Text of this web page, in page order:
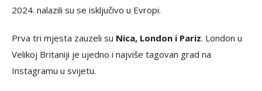
2024. nalazili su se isključivo u Evropi.
Prva tri mjesta zauzeli su Nica, London i Pariz. London u
Velikoj Britaniji je ujedno i najviše tagovan grad na
Instagramu u svijetu.